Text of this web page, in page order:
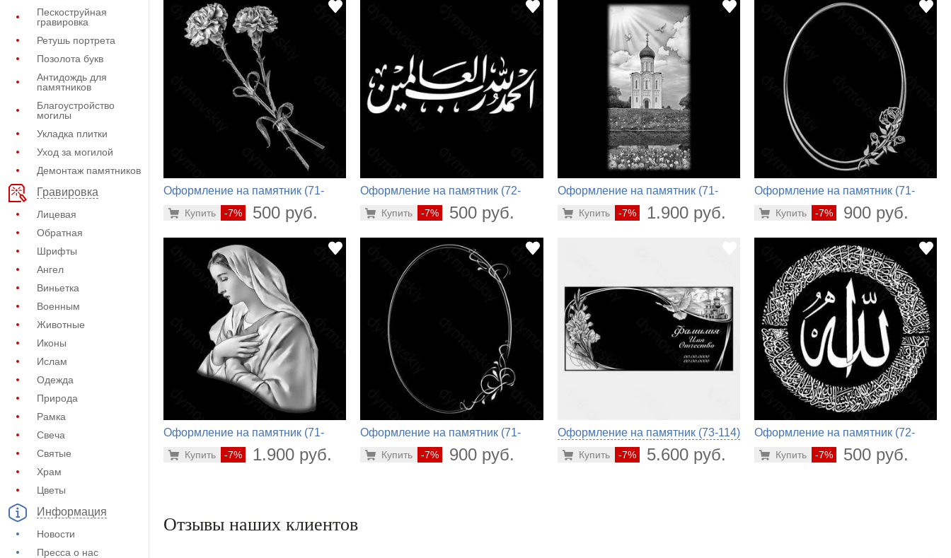
Пескоструйная
гравировка
Ретушь портрета
Позолота букв
Антидождь для
памятников
Благоустройство
могилы
Укладка плитки
Уход за могилой
Демонтаж памятников
Гравировка
Лицевая
Обратная
Шрифты
Ангел
Виньетка
Военным
Животные
Иконы
Ислам
Одежда
Природа
Рамка
Свеча
Святые
Храм
Цветы
Информация
Новости
Пресса о нас
Оформление на памятник (71-
-7% 500 руб.
Купить
Оформление на памятник (72-
-7% 500 руб.
Купить
Оформление на памятник (71-
-7% 1.900 руб.
Купить
Оформление на памятник (71-
-7% 900 руб.
Купить
Оформление на памятник (71-
-7% 1.900 руб.
Купить
Оформление на памятник (71-
-7% 900 руб.
Купить
Оформление на памятник (73-114)
-7% 5.600 руб.
Купить
Оформление на памятник (72-
-7% 500 руб.
Купить
Отзывы наших клиентов